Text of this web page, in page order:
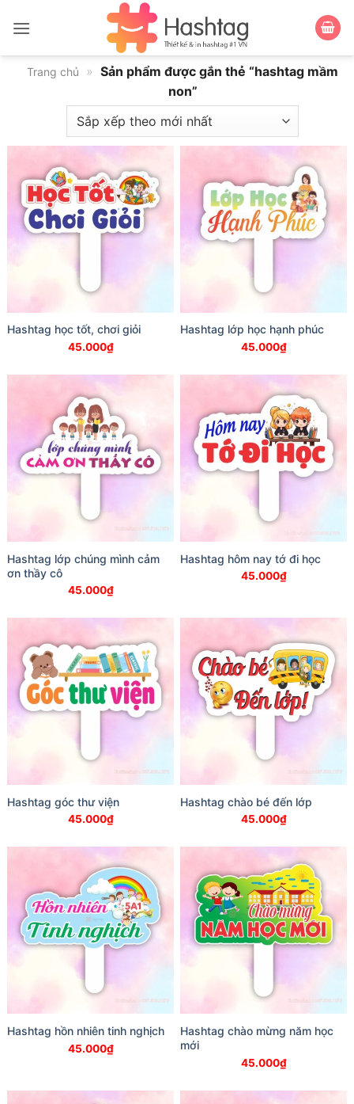
qua
dungTrang chủ » Sản phẩm được gắn thẻ “hashtag mầm
non”
Hashtag học tốt, chơi giỏi
45.000₫
Hashtag lớp học hạnh phúc
45.000₫
Hashtag lớp chúng mình cảm
ơn thầy cô
45.000₫
Hashtag hôm nay tớ đi học
45.000₫
Hashtag góc thư viện
45.000₫
Hashtag chào bé đến lớp
45.000₫
Hashtag hồn nhiên tinh nghịch
45.000₫
Hashtag chào mừng năm học
mới
45.000₫